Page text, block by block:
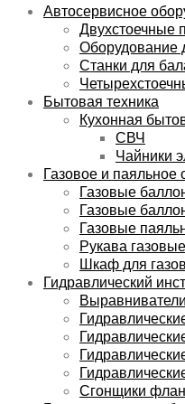
Автосервисное
Двухстоечные
Оборудование
Станки для
Бытовая техника
Кухонная
СВЧ
Чайники
Газовое и паяльное
Газовые
Газовые
Газовые
Рукава газовые
Шкаф для
Гидравлический
Сгонщики